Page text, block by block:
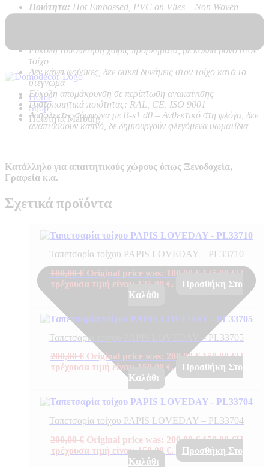
Home
Shop
Ποιοτητα Marburg
Ποιότητα: Hot Embossed, PVC on Vlies – Non Woven
Εύκολη τοποθέτηση χωρίς προβλήματα, με κόλλα μόνο στον
τοίχο
Δεν κάνει φούσκες, δεν ασκεί δυνάμεις στον τοίχο κατά το
στέγνωμα
Εύκολη απομάκρυνση σε περίπτωση ανακαίνισης
Πιστοποιητικά ποιότητας: RAL, CE, ISO 9001
Δύσφλεκτες σύμφωνα με B-s1 d0 – Ανθεκτικό στη φλόγα, δεν
αναπτύσσουν καπνό, δε δημιουργούν φλεγόμενα σωματίδια
Κατάλληλο για απαιτητικούς χώρους όπως Ξενοδοχεία,
Γραφεία κ.α.
Σχετικά προϊόντα
Ταπετσαρία τοίχου PAPIS LOVEDAY – PL33710
180,00€ Original price was: 180,00 €. 135,00 €Η
τρέχουσα τιμή είναι: 135,00 €.
Προσθήκη Στο
Καλάθι
Ταπετσαρία τοίχου PAPIS LOVEDAY – PL33705
200,00€ Original price was: 200,00 €.150,00€Η
τρέχουσα τιμή είναι: 150,00 €.
Προσθήκη Στο
Καλάθι
Ταπετσαρία τοίχου PAPIS LOVEDAY – PL33704
200,00€ Original price was: 200,00 €.150,00€Η
τρέχουσα τιμή είναι: 150,00 €.
Προσθήκη Στο
Καλάθι